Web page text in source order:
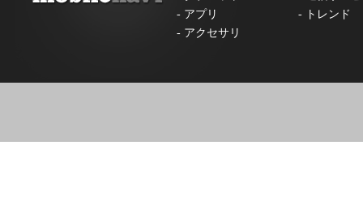
- アプリ -
トレンド
- アクセサリ